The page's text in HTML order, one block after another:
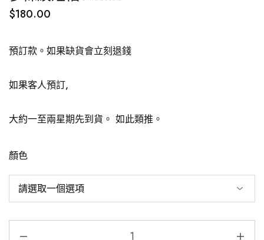
$180.00
預訂款。如果缺貨會立刻退錢
如果客人預訂,
大約一至兩星期先到貨。 如此類推。
顏色